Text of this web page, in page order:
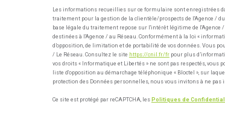
Les informations recueillies sur ce formulaire sont enregistrées
traitement pour la gestion de la clientèle/prospects de l'Agence /
base légale du traitement repose sur l'intérêt légitime de l'Agence
destinées à l'Agence / au Réseau. Conformément à la loi «
d’opposition, de limitation et de portabilité de vos données. Vous
/ Le Réseau. Consultez le site https://cnil.fr/frpour plus
vos droits « Informatique et Libertés » ne sont pas respectés, vous
liste d'opposition au démarchage téléphonique « Bloctel », sur
protection des Données personnelles, nous vous invitons à ne
Ce site est protégé par reCAPTCHA, les Politiques de